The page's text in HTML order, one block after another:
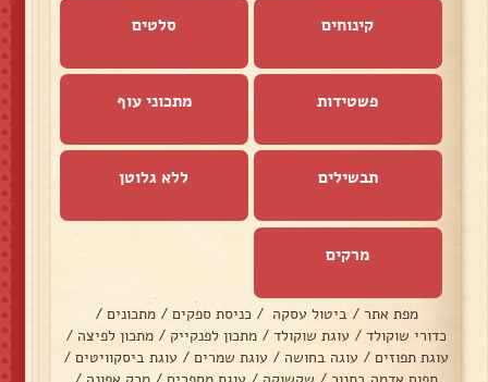
קינוחים סלטים
פשטידות מתכוני עוף
תבשילים ללא גלוטן
מרקים
מפת אתר / ביטול עסקה / כניסת ספקים / מתכונים /
כדורי שוקולד / עוגת שוקולד / מתכון לפנקייק / מתכון לפיצה /
עוגת תפוזים / עוגה בחושה / עוגת שמרים / עוגת ביסקוויטים /